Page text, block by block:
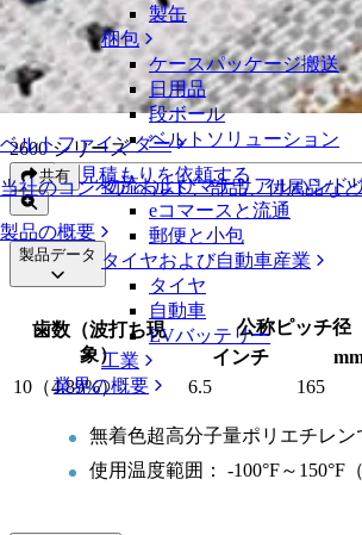
ベルトファインダー
当社のコンベアベルト、部品、付属品な
製品の概要
製缶
梱包
ケースパッケージ搬送
日用品
段ボール
ベルトソリューション
物流およびマテリアルハンド
eコマースと流通
郵便と小包
タイヤおよび自動車産業
タイヤ
自動車
EVバッテリー
工業
業界の概要
2600 シリーズ
EZクリーン™スプロケット
EZクリーン™スプロケッ
2600 シリーズ
共有 見積もりを依頼する
製品データ
歯数（波打ち現
象）
公称ピッチ径
インチ
10（4.89%）
6.5 165
無着色超高分子量ポリエチレン
使用温度範囲： -100°F～150°F（